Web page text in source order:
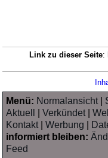
Link zu dieser Seite:
Menü: Normalansicht|
Aktuell
|Verkündet|
Kontakt|Werbung
informiert bleiben:
Feed